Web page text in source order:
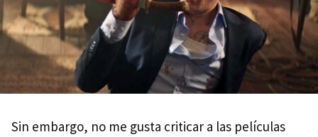
Sin embargo, no me gusta criticar a las películas